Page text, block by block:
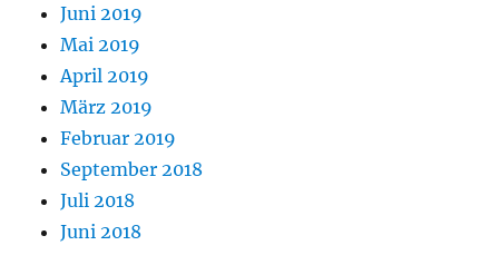
Juni 2019
Mai 2019
April 2019
März 2019
Februar 2019
September 2018
Juli 2018
Juni 2018